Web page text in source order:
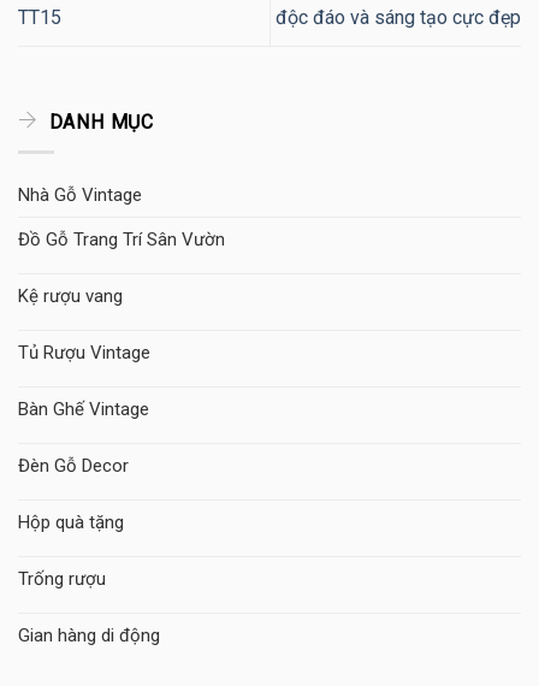
TT15
độc đáo và sáng tạo cực đẹp
DANH MỤC
Nhà Gỗ Vintage
Đồ Gỗ Trang Trí Sân Vườn
Kệ rượu vang
Tủ Rượu Vintage
Bàn Ghế Vintage
Đèn Gỗ Decor
Hộp quà tặng
Trống rượu
Gian hàng di động